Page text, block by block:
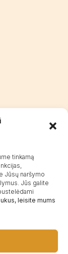
tinkamą
Jūsų naršymo
Jūs galite
leisite mums
Atsiliepimai